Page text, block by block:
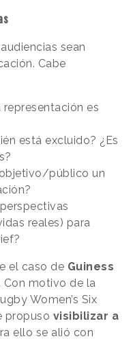
sean
Cabe
es
está excluido? ¿Es
público un
reales) para
el caso de Guiness
Con motivo de la
Women’s Six
propuso visibilizar a
ello se alió con